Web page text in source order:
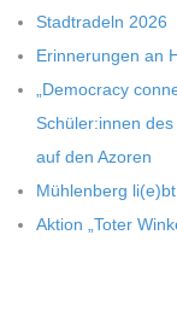
Stadt­ra­deln 2026
Erin­ne­run­gen an
„Demo­cracy
Schüler:innen
auf den Azoren
Müh­len­berg
Aktion „Toter